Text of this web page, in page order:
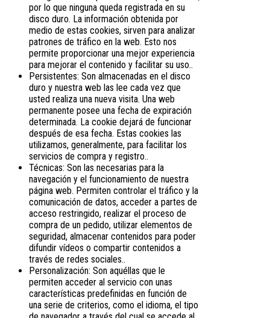
por lo que ninguna queda registrada en su
disco duro. La información obtenida por
medio de estas cookies, sirven para analizar
patrones de tráfico en la web. Esto nos
permite proporcionar una mejor experiencia
para mejorar el contenido y facilitar su uso..
Persistentes: Son almacenadas en el disco
duro y nuestra web las lee cada vez que
usted realiza una nueva visita. Una web
permanente posee una fecha de expiración
determinada. La cookie dejará de funcionar
después de esa fecha. Estas cookies las
utilizamos, generalmente, para facilitar los
servicios de compra y registro..
Técnicas: Son las necesarias para la
navegación y el funcionamiento de nuestra
página web. Permiten controlar el tráfico y la
comunicación de datos, acceder a partes de
acceso restringido, realizar el proceso de
compra de un pedido, utilizar elementos de
seguridad, almacenar contenidos para poder
difundir vídeos o compartir contenidos a
través de redes sociales..
Personalización: Son aquéllas que le
permiten acceder al servicio con unas
características predefinidas en función de
una serie de criterios, como el idioma, el tipo